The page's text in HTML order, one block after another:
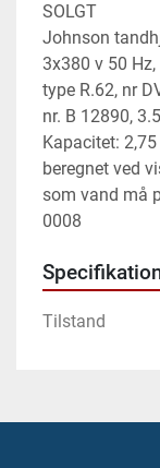
SOLGT
Johnson
3x380 v 50 Hz,
type R.62, nr
nr. B 12890,
Kapacitet:
beregnet ved
som vand må
0008
Tilstand